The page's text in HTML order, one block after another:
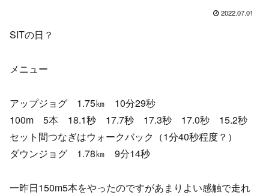
2022.07.01
SITの日？
メニュー
アップジョグ 1.75㎞ 10分29秒
100m 5本 18.1秒 17.7秒 17.3秒 17.0秒 15.2秒
セット間つなぎはウォークバック（1分40秒程度？）
ダウンジョグ 1.78㎞ 9分14秒
一昨日150m5本をやったのですがあまりよい感触で走れ